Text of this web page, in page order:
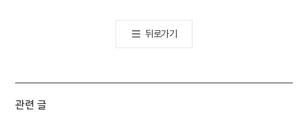
뒤로가기
관련 글